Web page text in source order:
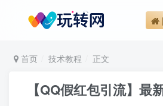
首页 技术教程 正文
【QQ假红包引流】最